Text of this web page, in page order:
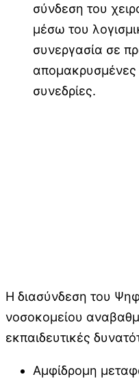
σύνδεση του
μέσω του
συνεργασία σε
απομακρυσμένες
συνεδρίες.
Η διασύνδεση του
νοσοκομείου
εκπαιδευτικές
Αμφίδρομη